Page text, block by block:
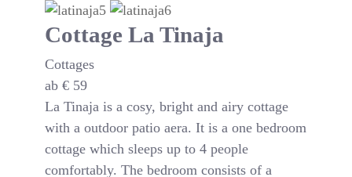
Cottage La Tinaja
Cottages
ab € 59
La Tinaja is a cosy, bright and airy cottage
with a outdoor patio aera. It is a one bedroom
cottage which sleeps up to 4 people
comfortably. The bedroom consists of a